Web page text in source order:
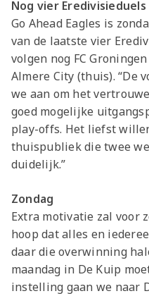
Nog vier Eredivisieduels
Go Ahead Eagles is
van de laatste vier
volgen nog FC
Almere City (thuis). “De
we aan om het
goed mogelijke
play-offs. Het liefst
thuispubliek die twee
duidelijk.”
Zondag
Extra motivatie zal voor
hoop dat alles en
daar die overwinning
maandag in De Kuip
instelling gaan we naar